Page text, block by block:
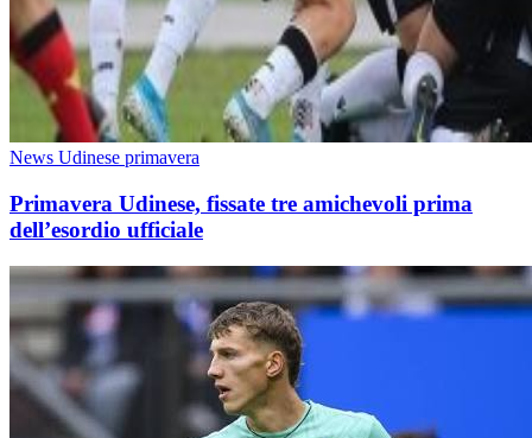
News Udinese primavera
Primavera Udinese, fissate tre amichevoli prima
dell’esordio ufficiale